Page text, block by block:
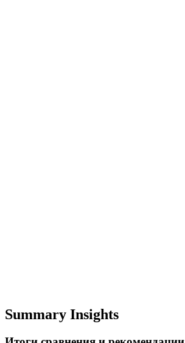
Summary Insights